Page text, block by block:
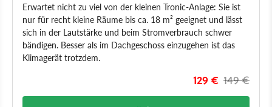
Erwartet nicht zu viel von der kleinen Tronic-Anlage: Sie ist
nur für recht kleine Räume bis ca. 18 m² geeignet und lässt
sich in der Lautstärke und beim Stromverbrauch schwer
bändigen. Besser als im Dachgeschoss einzugehen ist das
Klimagerät trotzdem.
149 €
129 €